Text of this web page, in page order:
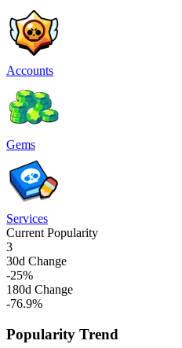
Accounts
Gems
Services
Current Popularity
3
30d Change
-25%
180d Change
-76.9%
Popularity Trend